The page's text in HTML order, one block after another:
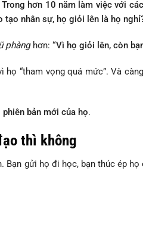
hơn 10 năm làm việc với
nhân sự, họ giỏi lên là họ
phànghơn: “Vì họ giỏi lên, còn
“tham vọng quá mức”. Và
bản mới của họ.
thì không
gửi họ đi học, bạn thúc ép họ